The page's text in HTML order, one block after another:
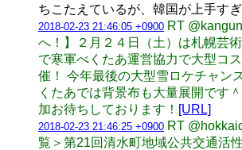
ちこたえているが、韓国が上手す
2018-02-23 21:46:05 +0900 RT
へ！】２月２４日（土）は札幌芸
で寒軍べくたあ運営協力で大型コ
催！ 今年最後の大型雪ロケチャン
くたあでは背景布も大量展開です
加お待ちしております！ [URL]
2018-02-23 21:46:25 +0900 RT
覧＞第21回清水町地域公共交通活